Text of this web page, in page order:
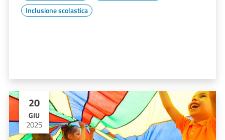
Inclusione scolastica
20
GIU
2025